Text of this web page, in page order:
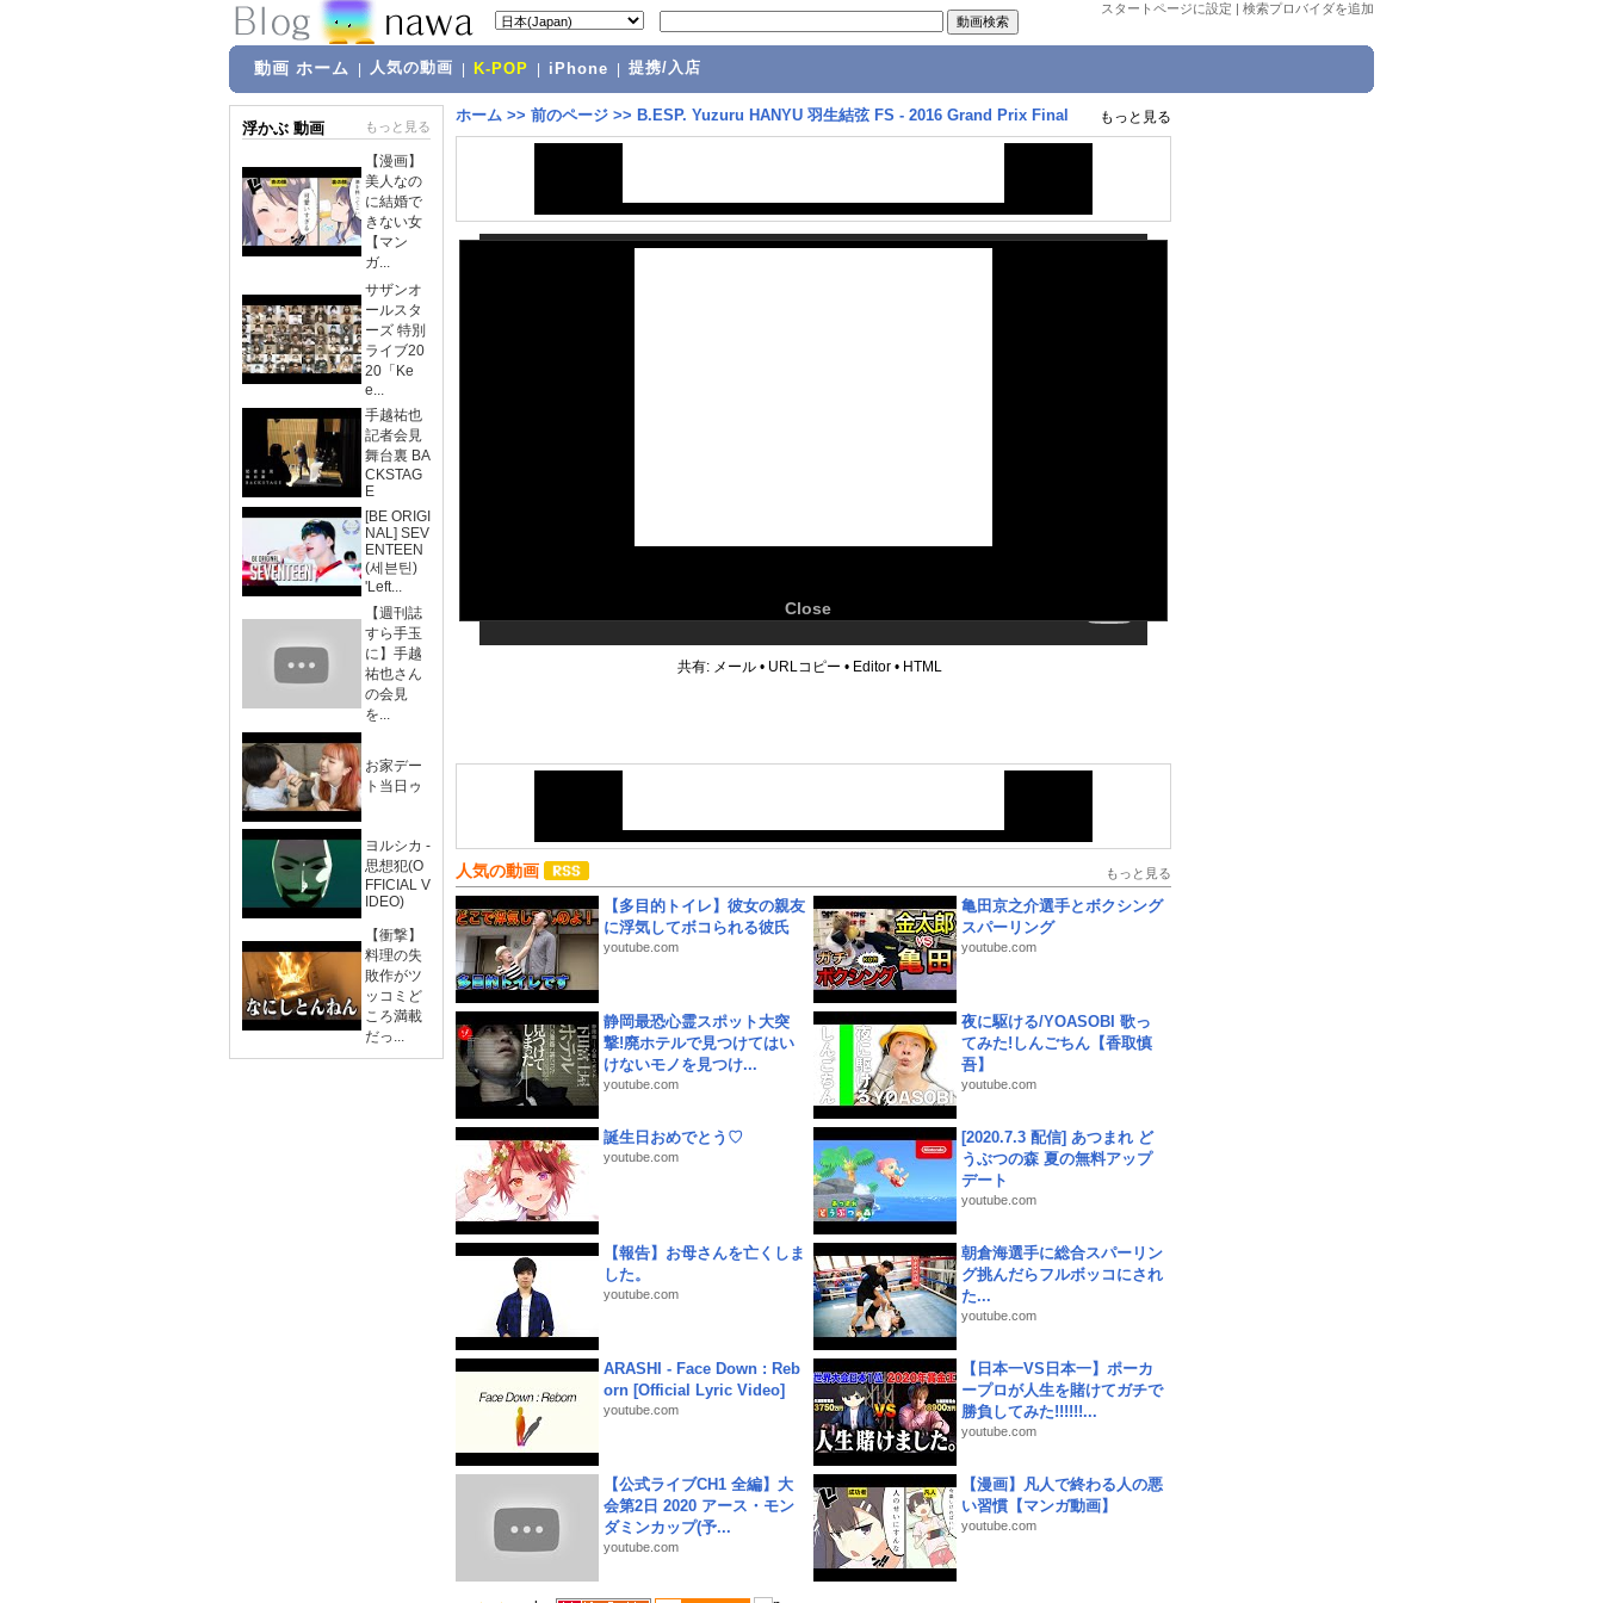
スタートページに設定 | 検索プロバイダを追加
動画 ホーム 人気の動画 K-POP iPhone 提携/入店
浮かぶ 動画 もっと見る
【漫画】
美人なの
に結婚で
きない女
【マン
ガ...
サザンオ
ールスタ
ーズ 特別
ライブ20
20「Ke
e...
手越祐也
記者会見
舞台裏 BA
CKSTAG
E
[BE ORIGI
NAL] SEV
ENTEEN
(세븐틴)
'Left...
【週刊誌
すら手玉
に】手越
祐也さん
の会見
を...
お家デー
ト当日ゥ
ヨルシカ -
思想犯(O
FFICIAL V
IDEO)
【衝撃】
料理の失
敗作がツ
ッコミど
ころ満載
だっ...
ホーム >> 前のページ >> B.ESP. Yuzuru HANYU 羽生結弦 FS - 2016 Grand Prix Final もっと見る
Close
共有: メール • URLコピー • Editor • HTML
人気の動画 もっと見る
【多目的トイレ】彼女の親友
に浮気してボコられる彼氏
youtube.com
亀田京之介選手とボクシング
スパーリング
youtube.com
静岡最恐心霊スポット大突
撃!廃ホテルで見つけてはい
けないモノを見つけ...
youtube.com
夜に駆ける/YOASOBI 歌っ
てみた!しんごちん【香取慎
吾】
youtube.com
誕生日おめでとう♡
youtube.com
[2020.7.3 配信] あつまれ ど
うぶつの森 夏の無料アップ
デート
youtube.com
【報告】お母さんを亡くしま
した。
youtube.com
朝倉海選手に総合スパーリン
グ挑んだらフルボッコにされ
た...
youtube.com
ARASHI - Face Down : Reb
orn [Official Lyric Video]
youtube.com
【日本一VS日本一】ポーカ
ープロが人生を賭けてガチで
勝負してみた!!!!!!...
youtube.com
【公式ライブCH1 全編】大
会第2日 2020 アース・モン
ダミンカップ(予...
youtube.com
【漫画】凡人で終わる人の悪
い習慣【マンガ動画】
youtube.com